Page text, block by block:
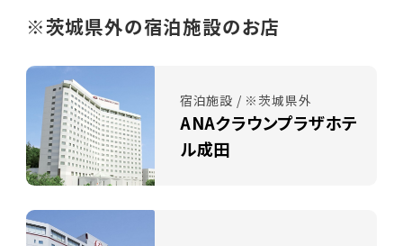
※茨城県外の宿泊施設のお店
宿泊施設 / ※茨城県外
ANAクラウンプラザホテ
ル成田